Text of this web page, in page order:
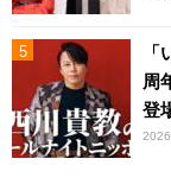
周
登